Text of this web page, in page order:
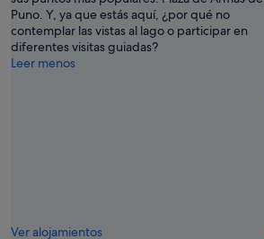
Puno. Y, ya que estás aquí, ¿por qué no
contemplar las vistas al lago o participar en
diferentes visitas guiadas?
Leer menos
Ver alojamientos